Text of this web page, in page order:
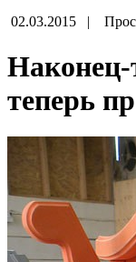
02.03.2015 |
теперь